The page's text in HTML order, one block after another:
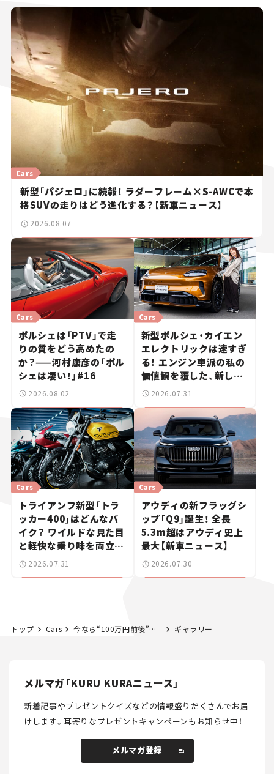
新型「パジェロ」に続報！ ラダーフレーム×S-AWCで本
格SUVの走りはどう進化する？【新車ニュース】
Cars
2026.08.07
ポルシェは「PTV」で走
りの質をどう高めたの
か？——河村康彦の「ポル
シェは凄い！」#16
Cars
2026.08.02
新型ポルシェ・カイエン
エレクトリックは速すぎ
る！ エンジン車派の私の
価値観を覆した、新しい
ポルシェの走り。
Cars
2026.07.31
トライアンフ新型「トラ
ッカー400」はどんなバ
イク？ ワイルドな見た目
と軽快な乗り味を両立し
た400ccフラットトラッ
Cars
2026.07.31
アウディの新フラッグシ
ップ「Q9」誕生！ 全長
5.3m超はアウディ史上
最大【新車ニュース】
Cars
2026.07.30
トップ Cars 今なら“100万円前後”で買える、国産ネオクラシックカー5選！ 値上がり前に狙いたい、中古車探しをお手伝い――ちょっとイケてるマイカー選び #02 ギャラリー
メルマガ「KURU KURAニュース」
新着記事やプレゼントクイズなどの情報盛りだくさんでお届
けします。耳寄りなプレゼントキャンペーンもお知らせ中！
メルマガ登録